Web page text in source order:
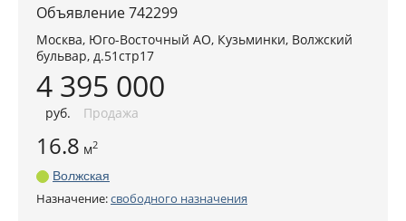
Объявление 742299
Москва, Юго-Восточный АО, Кузьминки, Волжский
бульвар, д.51стр17
4 395 000
руб. Продажа
16.8 м2
Волжская
Назначение:свободного назначения